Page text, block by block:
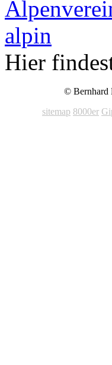
Hier
© Bernhard
sitemap 8000er